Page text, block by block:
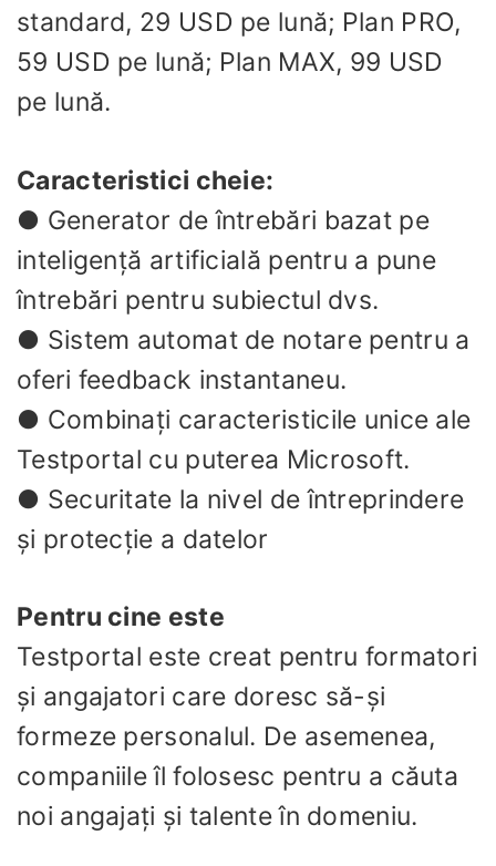
standard, 29 USD pe lună; Plan PRO,
59 USD pe lună; Plan MAX, 99 USD
pe lună.
Caracteristici cheie:
● Generator de întrebări bazat pe
inteligență artificială pentru a pune
întrebări pentru subiectul dvs.
● Sistem automat de notare pentru a
oferi feedback instantaneu.
● Combinați caracteristicile unice ale
Testportal cu puterea Microsoft.
● Securitate la nivel de întreprindere
și protecție a datelor
Pentru cine este
Testportal este creat pentru formatori
și angajatori care doresc să-și
formeze personalul. De asemenea,
companiile îl folosesc pentru a căuta
noi angajați și talente în domeniu.